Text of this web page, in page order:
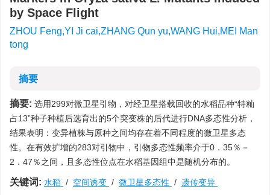
by Space Flight
ZHOU Feng,YI Ji cai,ZHANG Qun yu,WANG Hui,MEI Man
tong
摘要
摘要: 选用299对微卫星引物，对经卫星搭载回收的水稻品种“特籼
占13”种子种植后选育出的5个突变株的后代进行DNA多态性分析，
结果表明：变异植株与原种之间均存在着不同程度的微卫星多态
性。在有效扩增的283对引物中，引物多态性频率介于0．35％－
2．47％之间，且多态性位点在水稻基因组中是随机分布的。
关键词: 水稻 / 空间诱变 / 微卫星多态性 / 遗传变异